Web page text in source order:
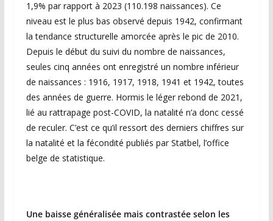
1,9% par rapport à 2023 (110.198 naissances). Ce
niveau est le plus bas observé depuis 1942, confirmant
la tendance structurelle amorcée après le pic de 2010.
Depuis le début du suivi du nombre de naissances,
seules cinq années ont enregistré un nombre inférieur
de naissances : 1916, 1917, 1918, 1941 et 1942, toutes
des années de guerre. Hormis le léger rebond de 2021,
lié au rattrapage post-COVID, la natalité n’a donc cessé
de reculer. C’est ce qu’il ressort des derniers chiffres sur
la natalité et la fécondité publiés par Statbel, l’office
belge de statistique.
Une baisse généralisée mais contrastée selon les